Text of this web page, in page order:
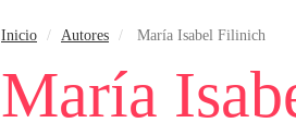
Inicio Autores María Isabel Filinich
María